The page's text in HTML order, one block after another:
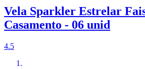
Vela Sparkler Estrelar
Casamento - 06 unid
4.5